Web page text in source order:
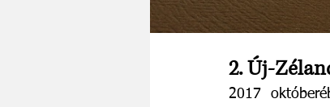
2. Új-
2017